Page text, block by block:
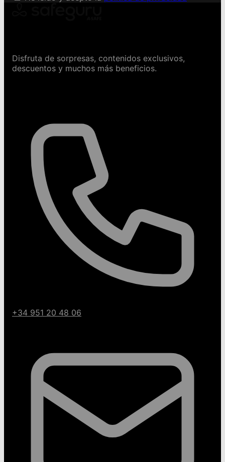
Disfruta de sorpresas, contenidos exclusivos,
descuentos y muchos más beneficios.
+34 951 20 48 06